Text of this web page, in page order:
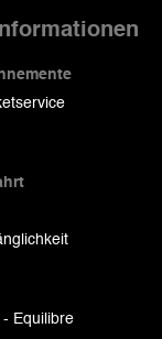
- Equilibre